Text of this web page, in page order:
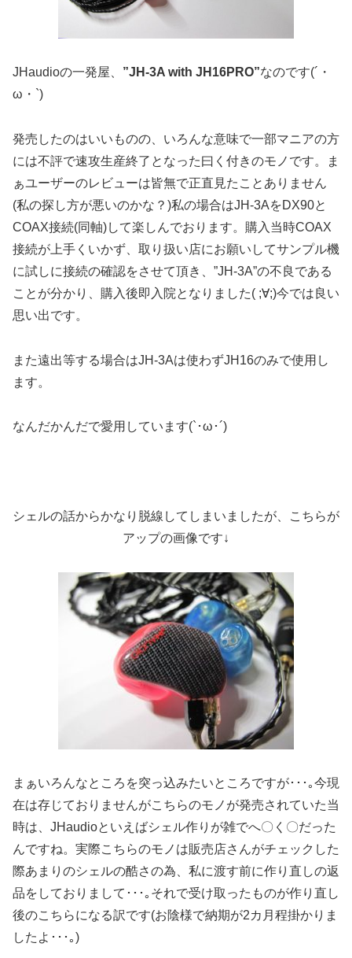
JHaudioの一発屋、 ”JH-3A with JH16PRO”なのです(´・
ω・`)
発売したのはいいものの、いろんな意味で一部マニアの方
には不評で速攻生産終了となった曰く付きのモノです。ま
ぁユーザーのレビューは皆無で正直見たことありません
(私の探し方が悪いのかな？)私の場合はJH-3AをDX90と
COAX接続(同軸)して楽しんでおります。購入当時COAX
接続が上手くいかず、取り扱い店にお願いしてサンプル機
に試しに接続の確認をさせて頂き、”JH-3A”の不良である
ことが分かり、購入後即入院となりました( ;∀;)今では良い
思い出です。
また遠出等する場合はJH-3Aは使わずJH16のみで使用し
ます。
なんだかんだで愛用しています(`･ω･´)
シェルの話からかなり脱線してしまいましたが、こちらが
アップの画像です↓
まぁいろんなところを突っ込みたいところですが･･･｡今現
在は存じておりませんがこちらのモノが発売されていた当
時は、JHaudioといえばシェル作りが雑でへ〇く〇だった
んですね。実際こちらのモノは販売店さんがチェックした
際あまりのシェルの酷さの為、私に渡す前に作り直しの返
品をしておりまして･･･｡それで受け取ったものが作り直し
後のこちらになる訳です(お陰様で納期が2カ月程掛かりま
したよ･･･｡)